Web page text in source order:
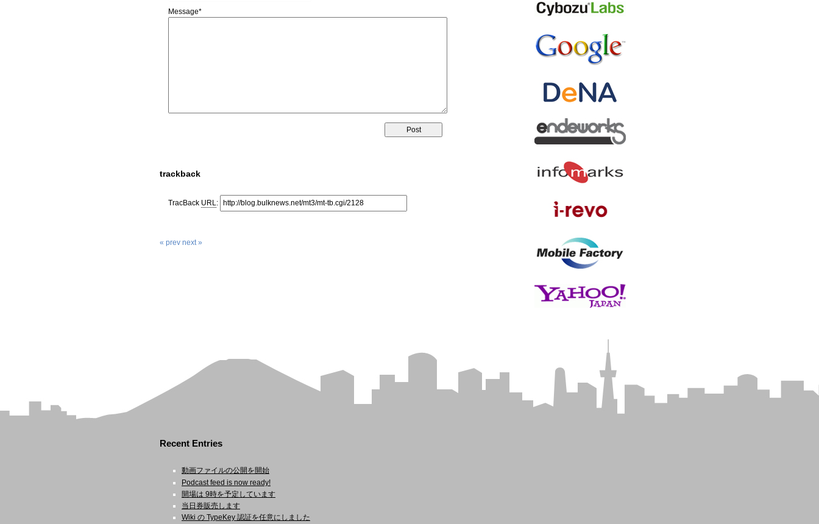
Message*
trackback
TracBack URL :
« prev next »
Recent Entries
動画ファイルの公開を開始
Podcast feed is now ready!
開場は 9時を予定しています
当日券販売します
Wiki の TypeKey 認証を任意にしました